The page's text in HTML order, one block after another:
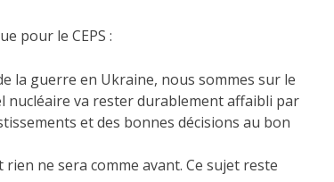
pour le CEPS :
la guerre en Ukraine, nous sommes sur le
nucléaire va rester durablement affaibli par
et des bonnes décisions au bon
ne sera comme avant. Ce sujet reste